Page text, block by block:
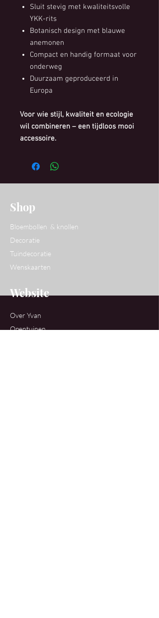
Sluit stevig met kwaliteitsvolle
YKK-rits
Botanisch design met blauwe
anemonen
Compact en handig formaat voor
onderweg
Duurzaam geproduceerd in
Europa
Voor wie stijl, kwaliteit en ecologie
wil combineren – een tijdloos mooi
accessoire.
Shop
Bloembollen & knollen
Decoratie
Tuindecoratie
Wenskaarten
Over Yvan
Opentuinen
Website